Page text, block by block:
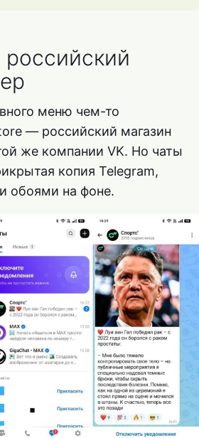
меню чем-то
— российский магазин
же компании VK. Но чаты
копия Telegram,
обоями на фоне.